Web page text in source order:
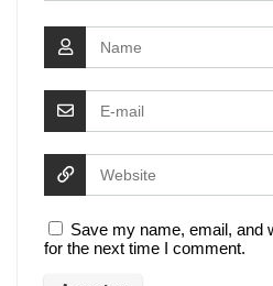
Save my name, email, and
for the next time I comment.